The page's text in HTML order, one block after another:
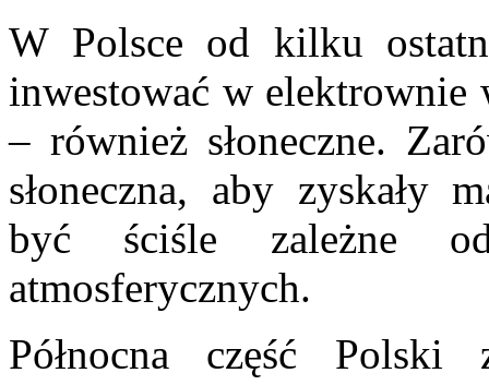
W Polsce od kilku
inwestować w elektrownie
– również słoneczne.
słoneczna, aby zyskały
być ściśle zależne od
atmosferycznych.
Północna część Polski